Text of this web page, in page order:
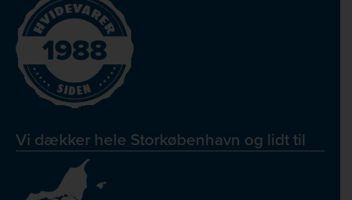
Vi dækker hele Storkøbenhavn og lidt til